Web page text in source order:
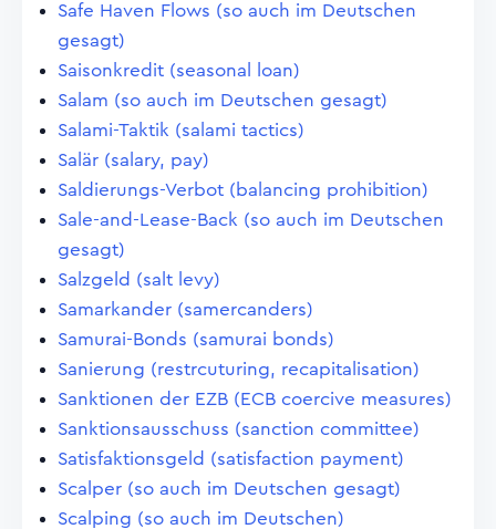
Safe Haven Flows (so auch im Deutschen
gesagt)
Saisonkredit (seasonal loan)
Salam (so auch im Deutschen gesagt)
Salami-Taktik (salami tactics)
Salär (salary, pay)
Saldierungs-Verbot (balancing prohibition)
Sale-and-Lease-Back (so auch im Deutschen
gesagt)
Salzgeld (salt levy)
Samarkander (samercanders)
Samurai-Bonds (samurai bonds)
Sanierung (restrcuturing, recapitalisation)
Sanktionen der EZB (ECB coercive measures)
Sanktionsausschuss (sanction committee)
Satisfaktionsgeld (satisfaction payment)
Scalper (so auch im Deutschen gesagt)
Scalping (so auch im Deutschen)